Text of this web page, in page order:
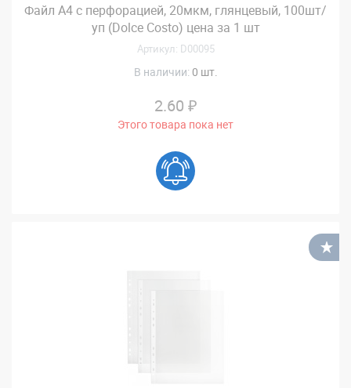
Файл А4 с перфорацией, 20мкм, глянцевый, 100шт/
уп (Dolce Costo) цена за 1 шт
Артикул: D00095
В наличии: 0 шт.
2.60 ₽
Этого товара пока нет